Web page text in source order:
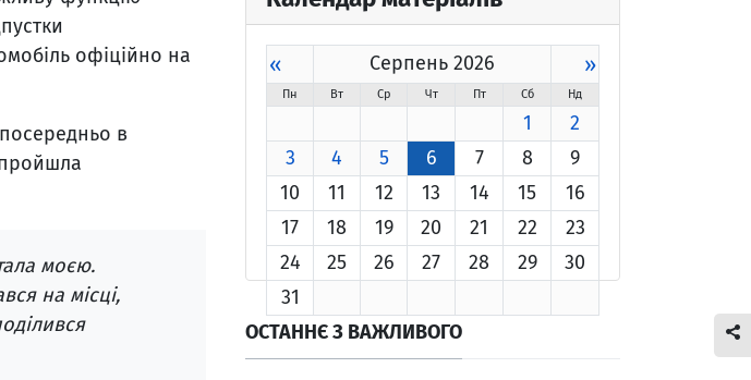
офіційно на
в
моєю.
на місці,
« Серпень 2026 »
Пн Вт Ср Чт Пт Сб Нд
1
2
3
4 5 6 7 8
9
10
11 12 13 14 15
16
17
18 19 20 21 22
23
24
25 26 27 28 29
30
31
ОСТАННЄ З ВАЖЛИВОГО